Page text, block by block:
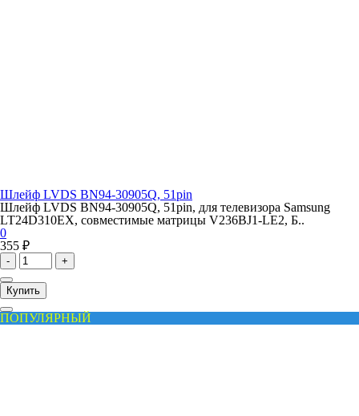
Шлейф LVDS BN94-30905Q, 51pin
Шлейф LVDS BN94-30905Q, 51pin, для телевизора Samsung
LT24D310EX, совместимые матрицы V236BJ1-LE2, Б..
0
355 ₽
- +
Купить
ПОПУЛЯРНЫЙ